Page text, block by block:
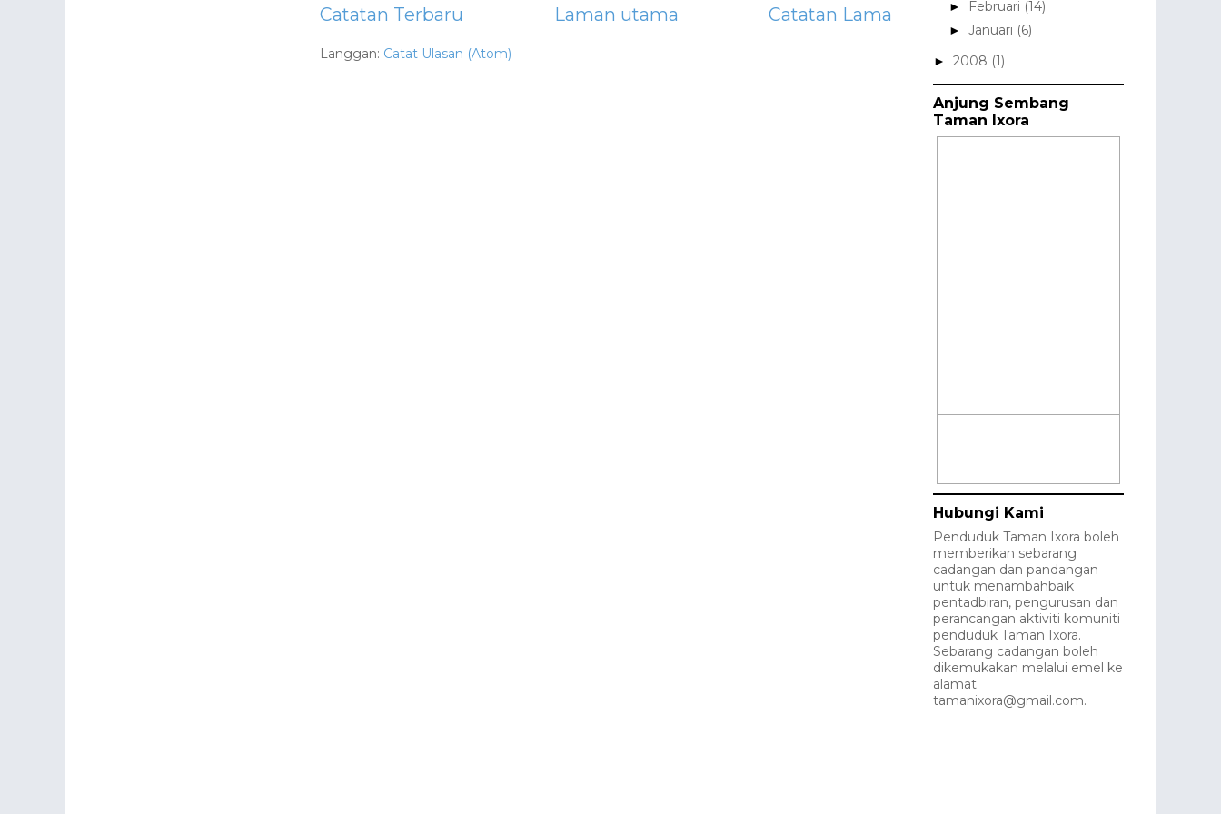
Catatan Terbaru Catatan Lama
Laman utama
Langgan: Catat Ulasan (Atom)
► Februari (14)
► Januari (6)
► 2008 (1)
Anjung Sembang
Taman Ixora
Hubungi Kami
Penduduk Taman Ixora boleh
memberikan sebarang
cadangan dan pandangan
untuk menambahbaik
pentadbiran, pengurusan dan
perancangan aktiviti komuniti
penduduk Taman Ixora.
Sebarang cadangan boleh
dikemukakan melalui emel ke
alamat
tamanixora@gmail.com.